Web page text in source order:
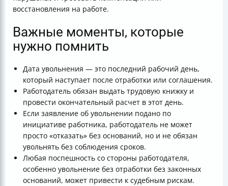
восстановления на работе.
Важные моменты, которые
нужно помнить
Дата увольнения — это последний рабочий день,
который наступает после отработки или соглашения.
Работодатель обязан выдать трудовую книжку и
провести окончательный расчет в этот день.
Если заявление об увольнении подано по
инициативе работника, работодатель не может
просто «отказать» без оснований, но и не обязан
увольнять без соблюдения сроков.
Любая поспешность со стороны работодателя,
особенно увольнение без отработки без законных
оснований, может привести к судебным рискам.